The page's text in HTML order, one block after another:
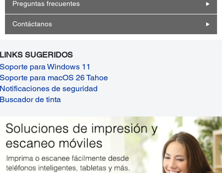
Preguntas frecuentes
Contáctanos
LINKS SUGERIDOS
Soporte para Windows 11
Soporte para macOS 26 Tahoe
Notificaciones de seguridad
Buscador de tinta